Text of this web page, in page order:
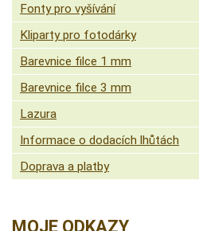
Fonty pro vyšívání
Kliparty pro fotodárky
Barevnice filce 1 mm
Barevnice filce 3 mm
Lazura
Informace o dodacích lhůtách
Doprava a platby
MOJE ODKAZY